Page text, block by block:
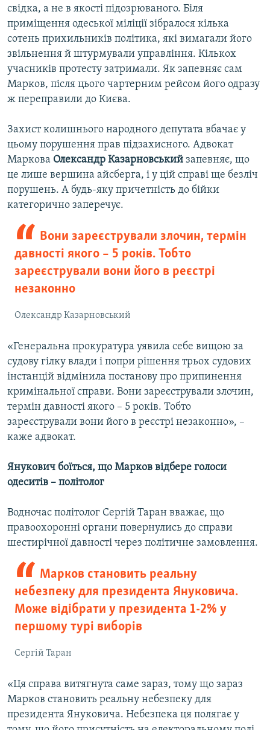
свідка, а не в якості підозрюваного. Біля
приміщення одеської міліції зібралося кілька
сотень прихильників політика, які вимагали його
звільнення й штурмували управління. Кількох
учасників протесту затримали. Як запевняє сам
Марков, після цього чартерним рейсом його одразу
ж переправили до Києва.
Захист колишнього народного депутата вбачає у
цьому порушення прав підзахисного. Адвокат
Маркова Олександр Казарновський запевняє, що
це лише вершина айсберга, і у цій справі ще безліч
порушень. А будь-яку причетність до бійки
категорично заперечує.
Вони зареєстрували злочин, термін
давності якого – 5 років. Тобто
зареєстрували вони його в реєстрі
незаконно
Олександр Казарновський
«Генеральна прокуратура уявила себе вищою за
судову гілку влади і попри рішення трьох судових
інстанцій відмінила постанову про припинення
кримінальної справи. Вони зареєстрували злочин,
термін давності якого – 5 років. Тобто
зареєстрували вони його в реєстрі незаконно», –
каже адвокат.
Янукович боїться, що Марков відбере голоси
одеситів – політолог
Водночас політолог Сергій Таран вважає, що
правоохоронні органи повернулись до справи
шестирічної давності через політичне замовлення.
Марков становить реальну
небезпеку для президента Януковича.
Може відібрати у президента 1-2% у
першому турі виборів
Сергій Таран
«Ця справа витягнута саме зараз, тому що зараз
Марков становить реальну небезпеку для
президента Януковича. Небезпека ця полягає у